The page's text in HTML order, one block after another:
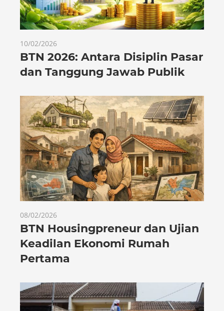
10/02/2026
BTN 2026: Antara Disiplin Pasar
dan Tanggung Jawab Publik
08/02/2026
BTN Housingpreneur dan Ujian
Keadilan Ekonomi Rumah
Pertama